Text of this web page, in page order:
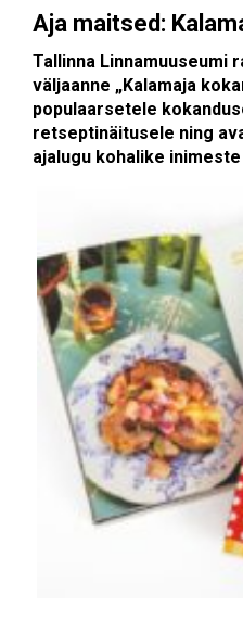
Aja maitsed:
Tallinna Linnamuuseumi
väljaanne „Kalamaja
populaarsetele
retseptinäitusele ning
ajalugu kohalike